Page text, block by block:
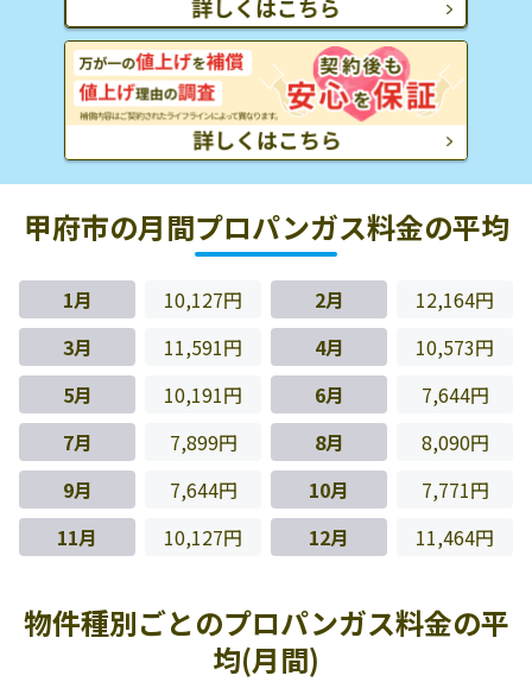
甲府市の月間プロパンガス料金の平均
1月 10,127円 2月
12,164円
3月
11,591円 4月
10,573円
5月
10,191円 6月
7,644円
7月
7,899円 8月
8,090円
9月
7,644円 10月
7,771円
11月
10,127円 12月 11,464円
物件種別ごとのプロパンガス料金の平
均(月間)